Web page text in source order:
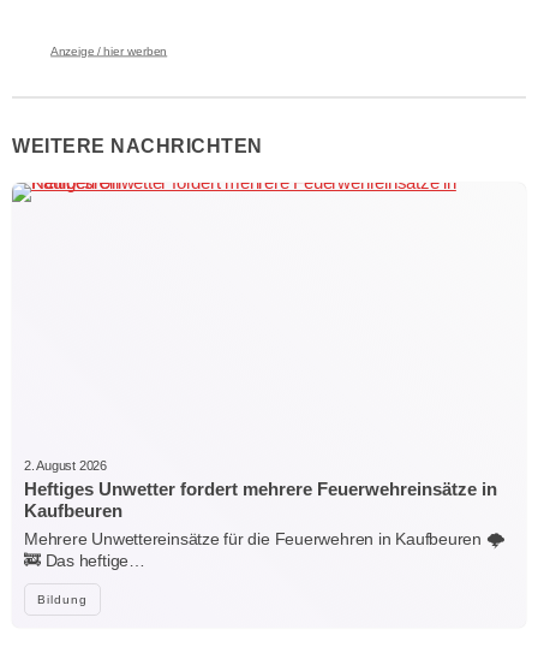
Anzeige / hier werben
WEITERE NACHRICHTEN
Bildung
2. August 2026
Heftiges Unwetter fordert mehrere Feuerwehreinsätze in
Kaufbeuren
Mehrere Unwettereinsätze für die Feuerwehren in Kaufbeuren 🌩️
🚒 Das heftige…